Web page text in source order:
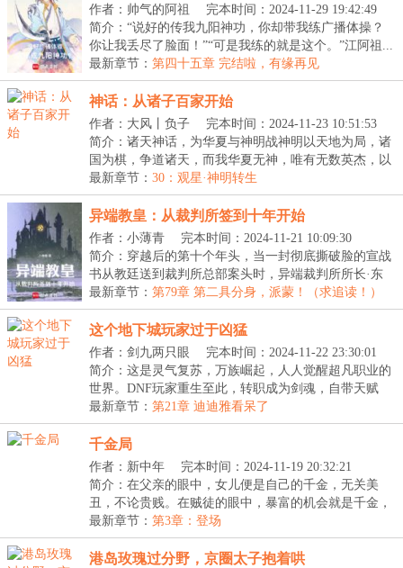
作者：帅气的阿祖
完本时间：2024-11-29 19:42:49
简介：“说好的传我九阳神功，你却带我练广播体操？
你让我丢尽了脸面！”“可是我练的就是这个。”江阿祖...
最新章节： 第四十五章 完结啦，有缘再见
神话：从诸子百家开始
作者：大风丨负子
完本时间：2024-11-23 10:51:53
简介：诸天神话，为华夏与神明战神明以天地为局，诸
国为棋，争道诸天，而我华夏无神，唯有无数英杰，以
命...
最新章节： 30：观星·神明转生
异端教皇：从裁判所签到十年开始
作者：小薄青
完本时间：2024-11-21 10:09:30
简介：穿越后的第十个年头，当一封彻底撕破脸的宣战
书从教廷送到裁判所总部案头时，异端裁判所所长·东
方...
最新章节： 第79章 第二具分身，派蒙！（求追读！）
这个地下城玩家过于凶猛
作者：剑九两只眼
完本时间：2024-11-22 23:30:01
简介：这是灵气复苏，万族崛起，人人觉醒超凡职业的
世界。DNF玩家重生至此，转职成为剑魂，自带天赋
【掠...
最新章节： 第21章 迪迪雅看呆了
千金局
作者：新中年
完本时间：2024-11-19 20:32:21
简介：在父亲的眼中，女儿便是自己的千金，无关美
丑，不论贵贱。在贼徒的眼中，暴富的机会就是千金，
无关...
最新章节： 第3章：登场
港岛玫瑰过分野，京圈太子抱着哄